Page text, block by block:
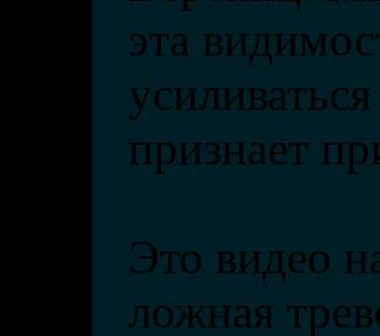
эта
признает
Это видео
ложная